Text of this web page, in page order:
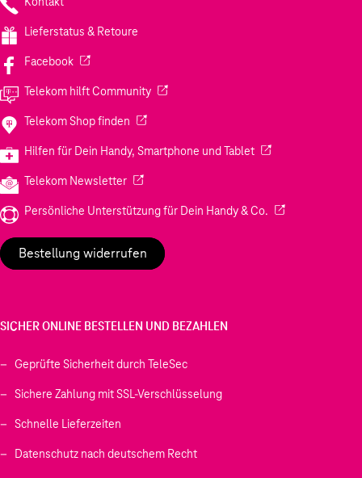
Lieferstatus & Retoure
Facebook(Wird in einem neuen Tab geöffnet)
Telekom hilft Community(Wird in einem neuen Tab geöffnet)
Telekom Shop finden (Wird in einem neuen Tab geöffnet)
Hilfen für Dein Handy, Smartphone und Tablet(Wird in einem
Telekom Newsletter(Wird in einem neuen Tab geöffnet)
Persönliche Unterstützung für Dein Handy & Co. (Wird in einem
Bestellung widerrufen
SICHER ONLINE BESTELLEN UND BEZAHLEN
Geprüfte Sicherheit durch TeleSec
Sichere Zahlung mit SSL-Verschlüsselung
Schnelle Lieferzeiten
Datenschutz nach deutschem Recht